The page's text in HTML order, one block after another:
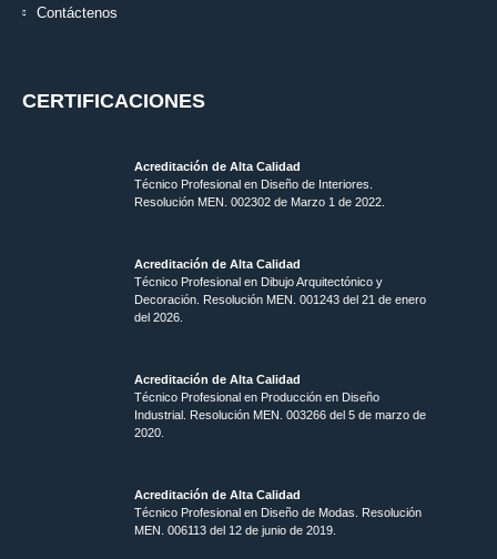
Contáctenos
CERTIFICACIONES
Acreditación de Alta Calidad
Técnico Profesional en Diseño de Interiores.
Resolución MEN. 002302 de Marzo 1 de 2022.
Acreditación de Alta Calidad
Técnico Profesional en Dibujo Arquitectónico y
Decoración. Resolución MEN. 001243 del 21 de enero
del 2026.
Acreditación de Alta Calidad
Técnico Profesional en Producción en Diseño
Industrial. Resolución MEN. 003266 del 5 de marzo de
2020.
Acreditación de Alta Calidad
Técnico Profesional en Diseño de Modas. Resolución
MEN. 006113 del 12 de junio de 2019.